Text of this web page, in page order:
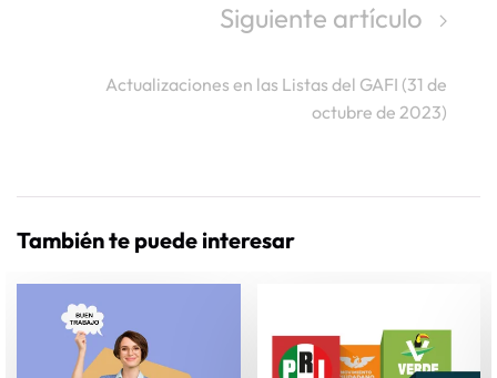
Siguiente artículo
Actualizaciones en las Listas del GAFI (31 de
octubre de 2023)
También te puede interesar